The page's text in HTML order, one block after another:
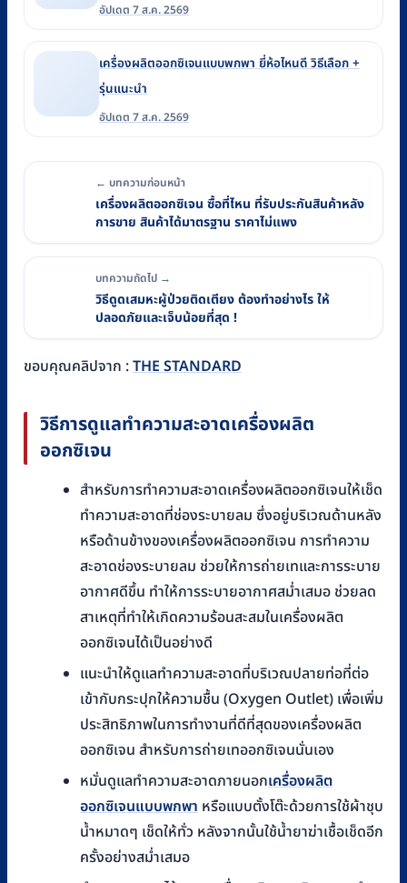
อัปเดต 7 ส.ค. 2569
เครื่องผลิตออกซิเจนแบบพกพา ยี่ห้อไหนดี วิธีเลือก +
รุ่นแนะนำ
อัปเดต 7 ส.ค. 2569
← บทความก่อนหน้า
เครื่องผลิตออกซิเจน ซื้อที่ไหน ที่รับประกันสินค้าหลัง
การขาย สินค้าได้มาตรฐาน ราคาไม่แพง
บทความถัดไป →
วิธีดูดเสมหะผู้ป่วยติดเตียง ต้องทำอย่างไร ให้
ปลอดภัยและเจ็บน้อยที่สุด !
ขอบคุณคลิปจาก :THE STANDARD
วิธีการดูแลทำความสะอาดเครื่องผลิต
ออกซิเจน
สำหรับการทำความสะอาดเครื่องผลิตออกซิเจนให้เช็ด
ทำความสะอาดที่ช่องระบายลม ซึ่งอยู่บริเวณด้านหลัง
หรือด้านข้างของเครื่องผลิตออกซิเจน การทำความ
สะอาดช่องระบายลม ช่วยให้การถ่ายเทและการระบาย
อากาศดีขึ้น ทำให้การระบายอากาศสม่ำเสมอ ช่วยลด
สาเหตุที่ทำให้เกิดความร้อนสะสมในเครื่องผลิต
ออกซิเจนได้เป็นอย่างดี
แนะนำให้ดูแลทำความสะอาดที่บริเวณปลายท่อที่ต่อ
เข้ากับกระปุกให้ความชื้น (Oxygen Outlet) เพื่อเพิ่ม
ประสิทธิภาพในการทำงานที่ดีที่สุดของเครื่องผลิต
ออกซิเจน สำหรับการถ่ายเทออกซิเจนนั่นเอง
หมั่นดูแลทำความสะอาดภายนอกเครื่องผลิต
ออกซิเจนแบบพกพา หรือแบบตั้งโต๊ะด้วยการใช้ผ้าชุบ
น้ำหมาดๆ เช็ดให้ทั่ว หลังจากนั้นใช้น้ำยาฆ่าเชื้อเช็ดอีก
ครั้งอย่างสม่ำเสมอ